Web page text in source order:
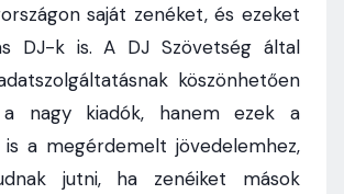
saját zenéket, és ezeket
DJ-k is. A DJ Szövetség által
köszönhetően
nagy kiadók, hanem ezek a
a megérdemelt jövedelemhez,
jutni, ha zenéiket mások